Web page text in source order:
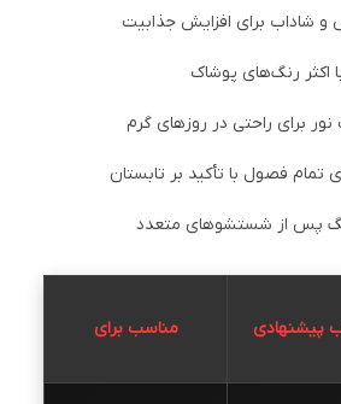
شاداب برای افزایش جذابیت
اکثر رنگ‌های پوشاک
برای راحتی در روزهای گرم
تمام فصول با تأکید بر تابستان
پس از شستشوهای متعدد
پیشنهادی مناسب برای